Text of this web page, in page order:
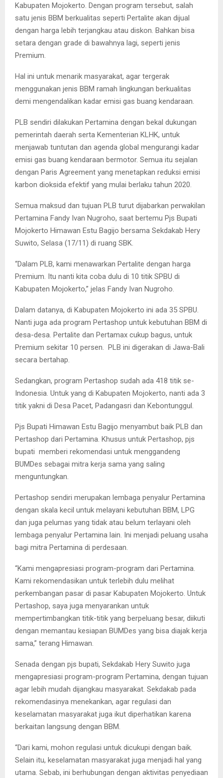
Kabupaten Mojokerto. Dengan program tersebut, salah
satu jenis BBM berkualitas seperti Pertalite akan dijual
dengan harga lebih terjangkau atau diskon. Bahkan bisa
setara dengan grade di bawahnya lagi, seperti jenis
Premium.
Hal ini untuk menarik masyarakat, agar tergerak
menggunakan jenis BBM ramah lingkungan berkualitas
demi mengendalikan kadar emisi gas buang kendaraan.
PLB sendiri dilakukan Pertamina dengan bekal dukungan
pemerintah daerah serta Kementerian KLHK, untuk
menjawab tuntutan dan agenda global mengurangi kadar
emisi gas buang kendaraan bermotor. Semua itu sejalan
dengan Paris Agreement yang menetapkan reduksi emisi
karbon dioksida efektif yang mulai berlaku tahun 2020.
Semua maksud dan tujuan PLB turut dijabarkan perwakilan
Pertamina Fandy Ivan Nugroho, saat bertemu Pjs Bupati
Mojokerto Himawan Estu Bagijo bersama Sekdakab Hery
Suwito, Selasa (17/11) di ruang SBK.
“Dalam PLB, kami menawarkan Pertalite dengan harga
Premium. Itu nanti kita coba dulu di 10 titik SPBU di
Kabupaten Mojokerto,” jelas Fandy Ivan Nugroho.
Dalam datanya, di Kabupaten Mojokerto ini ada 35 SPBU.
Nanti juga ada program Pertashop untuk kebutuhan BBM di
desa-desa. Pertalite dan Pertamax cukup bagus, untuk
Premium sekitar 10 persen. PLB ini digerakan di Jawa-Bali
secara bertahap.
Sedangkan, program Pertashop sudah ada 418 titik se-
Indonesia. Untuk yang di Kabupaten Mojokerto, nanti ada 3
titik yakni di Desa Pacet, Padangasri dan Kebontunggul.
Pjs Bupati Himawan Estu Bagijo menyambut baik PLB dan
Pertashop dari Pertamina. Khusus untuk Pertashop, pjs
bupati memberi rekomendasi untuk menggandeng
BUMDes sebagai mitra kerja sama yang saling
menguntungkan.
Pertashop sendiri merupakan lembaga penyalur Pertamina
dengan skala kecil untuk melayani kebutuhan BBM, LPG
dan juga pelumas yang tidak atau belum terlayani oleh
lembaga penyalur Pertamina lain. Ini menjadi peluang usaha
bagi mitra Pertamina di perdesaan.
“Kami mengapresiasi program-program dari Pertamina.
Kami rekomendasikan untuk terlebih dulu melihat
perkembangan pasar di pasar Kabupaten Mojokerto. Untuk
Pertashop, saya juga menyarankan untuk
mempertimbangkan titik-titik yang berpeluang besar, diikuti
dengan memantau kesiapan BUMDes yang bisa diajak kerja
sama,” terang Himawan.
Senada dengan pjs bupati, Sekdakab Hery Suwito juga
mengapresiasi program-program Pertamina, dengan tujuan
agar lebih mudah dijangkau masyarakat. Sekdakab pada
rekomendasinya menekankan, agar regulasi dan
keselamatan masyarakat juga ikut diperhatikan karena
berkaitan langsung dengan BBM.
“Dari kami, mohon regulasi untuk dicukupi dengan baik.
Selain itu, keselamatan masyarakat juga menjadi hal yang
utama. Sebab, ini berhubungan dengan aktivitas penyediaan